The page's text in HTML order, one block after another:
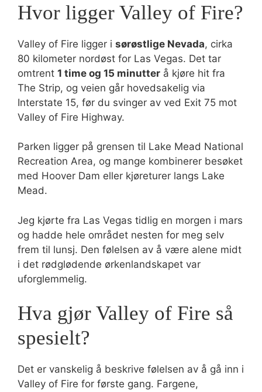
Hvor ligger Valley of Fire?
Valley of Fire ligger i sørøstlige Nevada, cirka
80 kilometer nordøst for Las Vegas. Det tar
omtrent 1 time og 15 minutter å kjøre hit fra
The Strip, og veien går hovedsakelig via
Interstate 15, før du svinger av ved Exit 75 mot
Valley of Fire Highway.
Parken ligger på grensen til Lake Mead National
Recreation Area, og mange kombinerer besøket
med Hoover Dam eller kjøreturer langs Lake
Mead.
Jeg kjørte fra Las Vegas tidlig en morgen i mars
og hadde hele området nesten for meg selv
frem til lunsj. Den følelsen av å være alene midt
i det rødglødende ørkenlandskapet var
uforglemmelig.
Hva gjør Valley of Fire så
spesielt?
Det er vanskelig å beskrive følelsen av å gå inn i
Valley of Fire for første gang. Fargene,